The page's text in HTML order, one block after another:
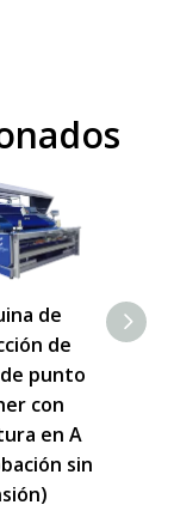
de
de
punto
con
en A
sin